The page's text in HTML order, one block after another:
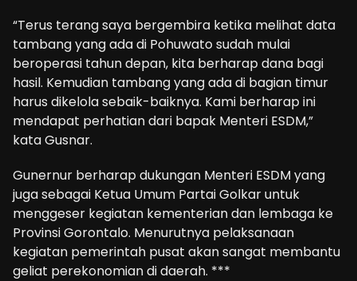
“Terus terang saya bergembira ketika melihat data
tambang yang ada di Pohuwato sudah mulai
beroperasi tahun depan, kita berharap dana bagi
hasil. Kemudian tambang yang ada di bagian timur
harus dikelola sebaik-baiknya. Kami berharap ini
mendapat perhatian dari bapak Menteri ESDM,”
kata Gusnar.
Gunernur berharap dukungan Menteri ESDM yang
juga sebagai Ketua Umum Partai Golkar untuk
menggeser kegiatan kementerian dan lembaga ke
Provinsi Gorontalo. Menurutnya pelaksanaan
kegiatan pemerintah pusat akan sangat membantu
geliat perekonomian di daerah. ***